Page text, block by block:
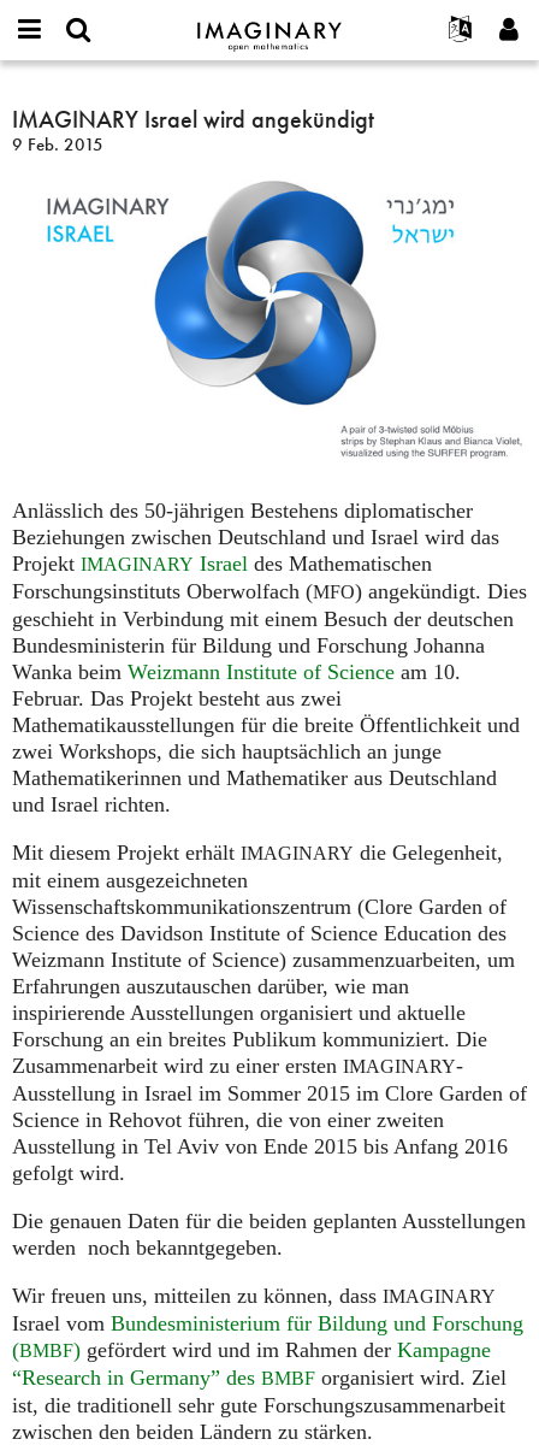
IMAGINARY
open
Français
한국어
Español
Türkçe
Programme
Hands-on
Filme
Texte
Ausstellungen
Mehr...
Projekte
Kontakt
or
username
Passwort
Neues Benutzerkonto erstellen
Neues Passwort anfordern
Suche
IMAGINARY
Israel
wird
IMAGINARY Israel wird angekündigt
9 Feb. 2015
Anlässlich des 50-jährigen Bestehens diplomatischer
Beziehungen zwischen Deutschland und Israel wird das
Projekt IMAGINARY Israel des Mathematischen
Forschungsinstituts Oberwolfach (MFO) angekündigt. Dies
geschieht in Verbindung mit einem Besuch der deutschen
Bundesministerin für Bildung und Forschung Johanna
Wanka beim Weizmann Institute of Science am 10.
Februar. Das Projekt besteht aus zwei
Mathematikausstellungen für die breite Öffentlichkeit und
zwei Workshops, die sich hauptsächlich an junge
Mathematikerinnen und Mathematiker aus Deutschland
und Israel richten.
Mit diesem Projekt erhält IMAGINARY die Gelegenheit,
mit einem ausgezeichneten
Wissenschaftskommunikationszentrum (Clore Garden of
Science des Davidson Institute of Science Education des
Weizmann Institute of Science) zusammenzuarbeiten, um
Erfahrungen auszutauschen darüber, wie man
inspirierende Ausstellungen organisiert und aktuelle
Forschung an ein breites Publikum kommuniziert. Die
Zusammenarbeit wird zu einer ersten IMAGINARY-
Ausstellung in Israel im Sommer 2015 im Clore Garden of
Science in Rehovot führen, die von einer zweiten
Ausstellung in Tel Aviv von Ende 2015 bis Anfang 2016
gefolgt wird.
Die genauen Daten für die beiden geplanten Ausstellungen
werden noch bekanntgegeben.
Wir freuen uns, mitteilen zu können, dass IMAGINARY
Israel vom Bundesministerium für Bildung und Forschung
(BMBF) gefördert wird und im Rahmen der Kampagne
“Research in Germany” des BMBF organisiert wird. Ziel
ist, die traditionell sehr gute Forschungszusammenarbeit
zwischen den beiden Ländern zu stärken.